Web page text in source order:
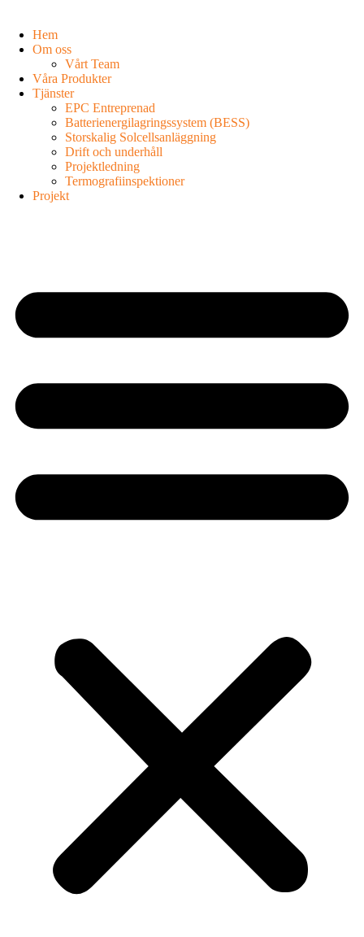
Hem
Om oss
Vårt Team
Våra Produkter
Tjänster
EPC Entreprenad
Batterienergilagringssystem (BESS)
Storskalig Solcellsanläggning
Drift och underhåll
Projektledning
Termografiinspektioner
Projekt